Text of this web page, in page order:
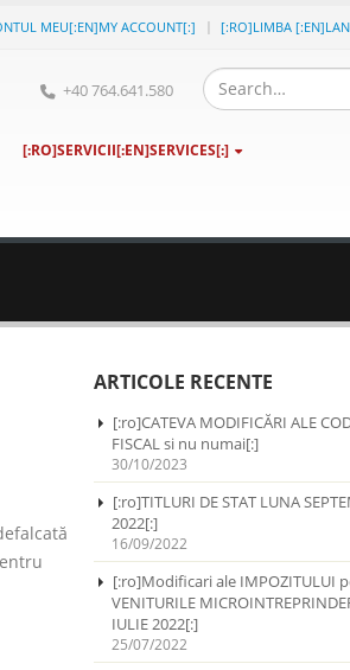
MEU[:EN]MY ACCOUNT[:] [:RO]LIMBA
+40 764.641.580
[:RO]SERVICII[:EN]SERVICES[:]
ARTICOLE RECENTE
[:ro]CATEVA MODIFICĂRI ALE
FISCAL si nu numai[:]
30/10/2023
[:ro]TITLURI DE STAT LUNA
2022[:]
16/09/2022
[:ro]Modificari ale IMPOZITULUI
VENITURILE
IULIE 2022[:]
25/07/2022